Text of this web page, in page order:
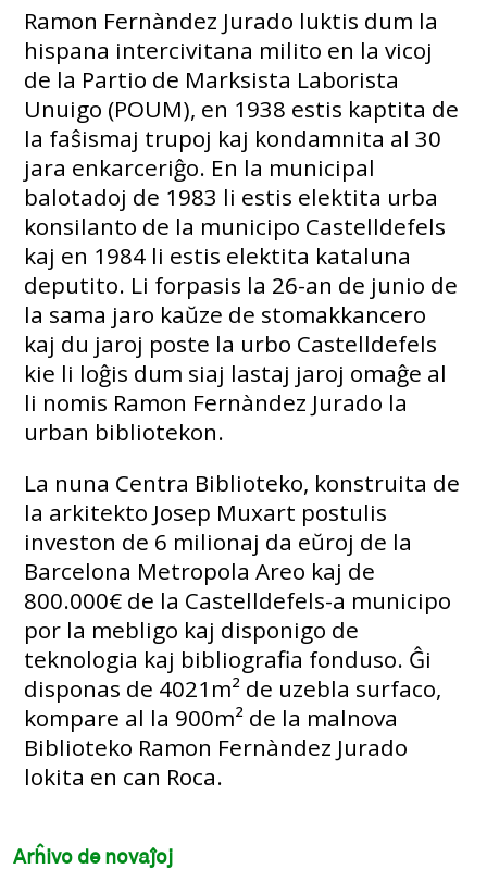
Ramon Fernàndez Jurado luktis dum la
hispana intercivitana milito en la vicoj
de la Partio de Marksista Laborista
Unuigo (POUM), en 1938 estis kaptita de
la faŝismaj trupoj kaj kondamnita al 30
jara enkarceriĝo. En la municipal
balotadoj de 1983 li estis elektita urba
konsilanto de la municipo Castelldefels
kaj en 1984 li estis elektita kataluna
deputito. Li forpasis la 26-an de junio de
la sama jaro kaŭze de stomakkancero
kaj du jaroj poste la urbo Castelldefels
kie li loĝis dum siaj lastaj jaroj omaĝe al
li nomis Ramon Fernàndez Jurado la
urban bibliotekon.
La nuna Centra Biblioteko, konstruita de
la arkitekto Josep Muxart postulis
investon de 6 milionaj da eŭroj de la
Barcelona Metropola Areo kaj de
800.000€ de la Castelldefels-a municipo
por la mebligo kaj disponigo de
teknologia kaj bibliografia fonduso. Ĝi
disponas de 4021m² de uzebla surfaco,
kompare al la 900m² de la malnova
Biblioteko Ramon Fernàndez Jurado
lokita en can Roca.
Arĥivo de novaĵoj